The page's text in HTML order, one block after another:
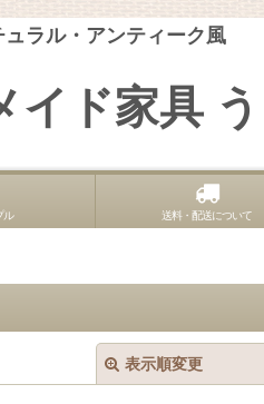
ュラル・アンティーク風
イド家具
ル 送料・配送について
表示順変更